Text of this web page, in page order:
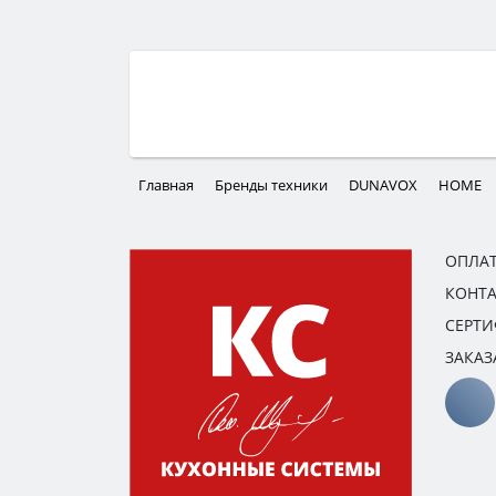
Главная Бренды техники DUNAVOX HOME